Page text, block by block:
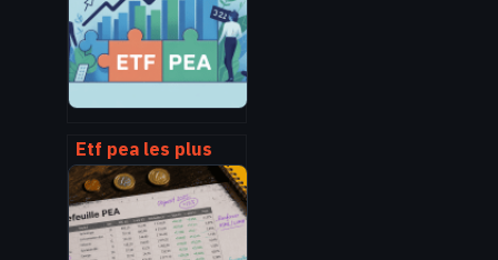
Etf pea les plus
performants
comment choisir
les bons fonds en
2025